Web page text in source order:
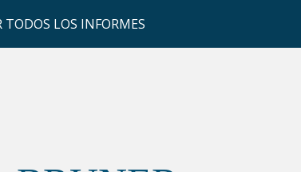
TODOS LOS INFORMES